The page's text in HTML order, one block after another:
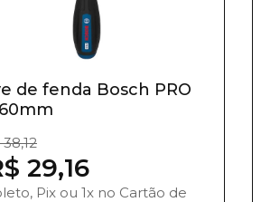
de fenda Bosch PRO
38,12
29,16
Pix ou 1x no Cartão de